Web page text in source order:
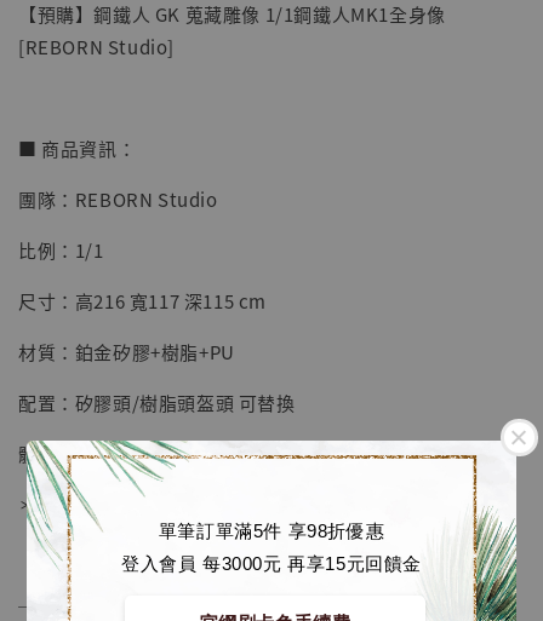
單筆訂單滿5件 享98折優惠
登入會員 每3000元 再享15元回饋金
【店內現貨】七龍珠 系列蒐藏雕像 悟空 鳥山
明紀念款 [奇蹟工作室]
NT$ 5,580
【預購】鋼鐵人 GK 蒐藏雕像 1/1鋼鐵人MK1全身像
[REBORN Studio]
■ 商品資訊：
團隊：REBORN Studio
比例：1/1
尺寸：高216 寬117 深115 cm
材質：鉑金矽膠+樹脂+PU
配置：矽膠頭/樹脂頭盔頭 可替換
體數：限量30體
＊產品以大貨實物為準，宣傳圖片僅供參考
──────────────